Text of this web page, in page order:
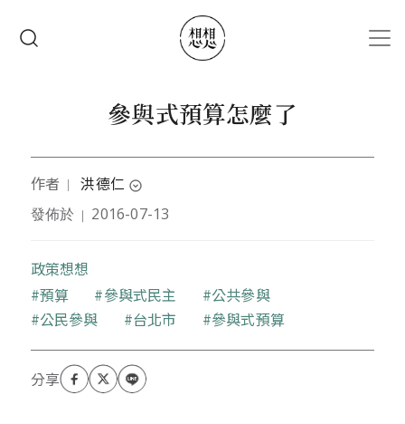
參與式預算怎麼了
作者 ｜ 洪德仁 expand_circle_down
作者為中華民國醫師公會全國聯合會理事。
術大學藝術管理研究所，1986年在家鄉擔任社區醫
師，這是他從小生涯的理想。
他天性好奇，對新奇的東西充滿興趣，喜歡用細膩的
角度觀察人生百態。在偶然的機緣中，一份古蹟保存
的陳情書，開啟了對於社區公共事務的學習。對於疾
病或是社會問題，他總是喜歡用整體的角度構思，持
續關心與堅毅不懈的行動。
發佈於 ｜ 2016-07-13
政策想想
關鍵字
預算 參與式民主
公共參與
公民參與
台北市 參與式預算